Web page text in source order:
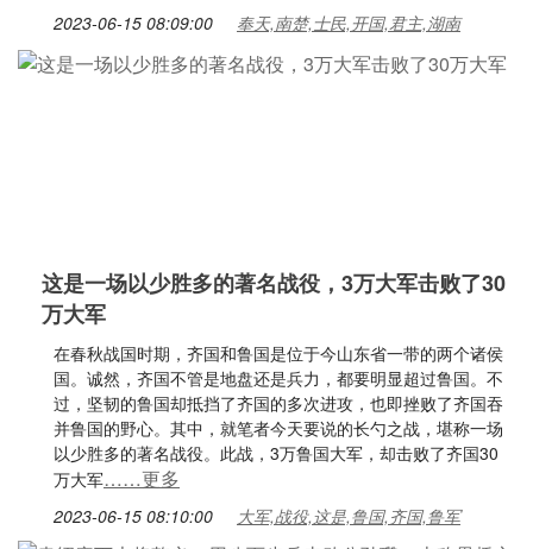
2023-06-15 08:09:00 奉天,南楚,士民,开国,君主,湖南
这是一场以少胜多的著名战役，3万大军击败了30
万大军
在春秋战国时期，齐国和鲁国是位于今山东省一带的两个诸侯
国。诚然，齐国不管是地盘还是兵力，都要明显超过鲁国。不
过，坚韧的鲁国却抵挡了齐国的多次进攻，也即挫败了齐国吞
并鲁国的野心。其中，就笔者今天要说的长勺之战，堪称一场
以少胜多的著名战役。此战，3万鲁国大军，却击败了齐国30
万大军……更多
2023-06-15 08:10:00 大军,战役,这是,鲁国,齐国,鲁军